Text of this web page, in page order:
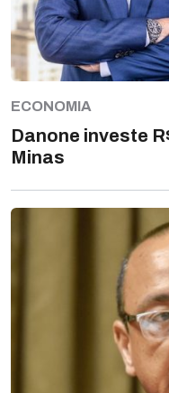
ECONOMIA
Danone investe
Minas